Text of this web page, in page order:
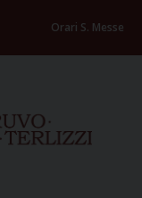
Orari S. Messe